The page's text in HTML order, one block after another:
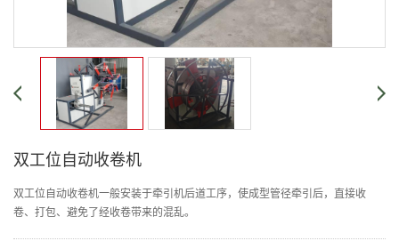
双工位自动收卷机
双工位自动收卷机一般安装于牵引机后道工序，使成型管径牵引后，直接收
卷、打包、避免了经收卷带来的混乱。